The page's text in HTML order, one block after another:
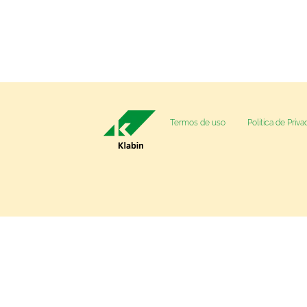
Termos de uso Política de